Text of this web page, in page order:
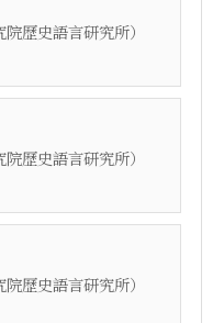
歷史語言研究所）
歷史語言研究所）
歷史語言研究所）